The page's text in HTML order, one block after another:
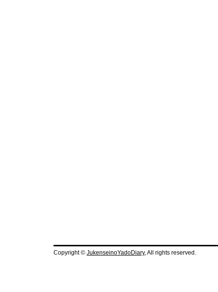
Copyright © JukenseinoYadoDiary, All rights reserved.